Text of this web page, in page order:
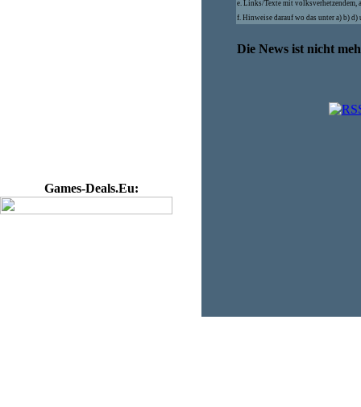
Games-Deals.Eu:
e. Links/Texte mit volksverhetzendem,
f. Hinweise darauf wo das unter a) b)
Die News ist nicht